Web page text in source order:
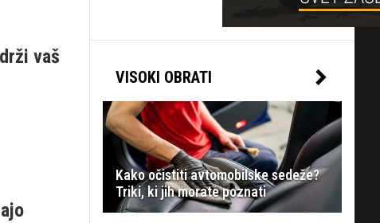
vaš
VISOKI OBRATI
Kako očistiti avtomobilske sedeže?
Triki, ki jih morate poznati